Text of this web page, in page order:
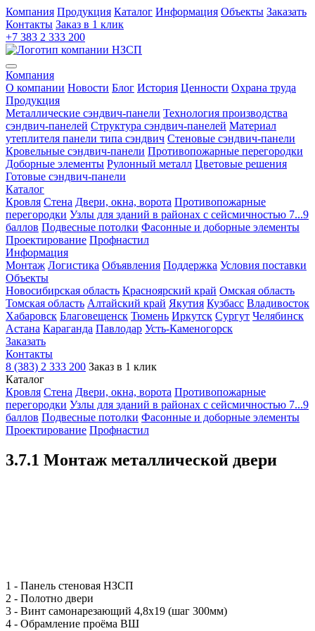
Компания Продукция Каталог Информация Объекты Заказать
Контакты Заказ в 1 клик
+7 383 2 333 200
Компания
О компании Новости Блог История Ценности Охрана труда
Продукция
Металлические сэндвич-панели Технология производства
сэндвич-панелей Структура сэндвич-панелей Материал
утеплителя панели типа сэндвич Стеновые сэндвич-панели
Кровельные сэндвич-панели Противопожарные перегородки
Доборные элементы Рулонный металл Цветовые решения
Готовые сэндвич-панели
Каталог
Кровля Cтена Двери, окна, ворота Противопожарные
перегородки Узлы для зданий в районах с сейсмичностью 7...9
баллов Подвесные потолки Фасонные и доборные элементы
Проектирование Профнастил
Информация
Монтаж Логистика Объявления Поддержка Условия поставки
Объекты
Новосибирская область Красноярский край Омская область
Томская область Алтайский край Якутия Кузбасс Владивосток
Хабаровск Благовещенск Тюмень Иркутск Сургут Челябинск
Астана Караганда Павлодар Усть-Каменогорск
Заказать
Контакты
8 (383) 2 333 200 Заказ в 1 клик
Каталог
Кровля Cтена Двери, окна, ворота Противопожарные
перегородки Узлы для зданий в районах с сейсмичностью 7...9
баллов Подвесные потолки Фасонные и доборные элементы
Проектирование Профнастил
3.7.1 Монтаж металлической двери
1 - Панель стеновая НЗСП
2 - Полотно двери
3 - Винт самонарезающий 4,8х19 (шаг 300мм)
4 - Обрамление проёма ВШ